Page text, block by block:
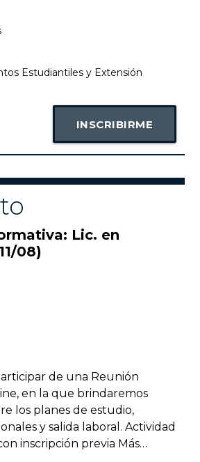
agosto, en nuestros campus
libros, disfrutarlos y
y el conocimiento sigan
de una jornada dedicada a la
de saberes.
10 a 19 h.
y Xperience de UADE. En
se trasladará al Hall
Estudiantiles y Extensión
INSCRIBIRME
Lic. en
08)
de una Reunión
en la que brindaremos
los planes de estudio,
y salida laboral. Actividad
inscripción previa Más